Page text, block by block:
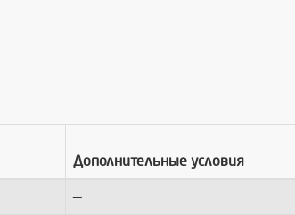
Дополнительные условия
—